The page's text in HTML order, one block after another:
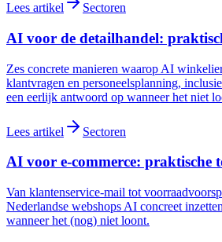
Lees artikel Sectoren
AI voor de detailhandel:
Zes concrete manieren waarop AI
klantvragen en personeelsplanning,
een eerlijk antwoord op wanneer het niet
Lees artikel Sectoren
AI voor e-commerce: praktische
Van klantenservice-mail tot
Nederlandse webshops AI concreet
wanneer het (nog) niet loont.